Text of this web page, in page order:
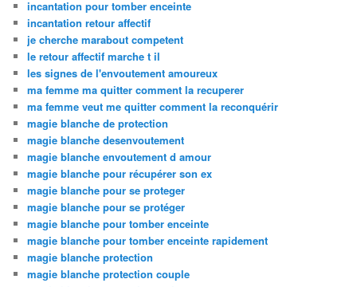
incantation pour tomber enceinte
incantation retour affectif
je cherche marabout competent
le retour affectif marche t il
les signes de l'envoutement amoureux
ma femme ma quitter comment la recuperer
ma femme veut me quitter comment la reconquérir
magie blanche de protection
magie blanche desenvoutement
magie blanche envoutement d amour
magie blanche pour récupérer son ex
magie blanche pour se proteger
magie blanche pour se protéger
magie blanche pour tomber enceinte
magie blanche pour tomber enceinte rapidement
magie blanche protection
magie blanche protection couple